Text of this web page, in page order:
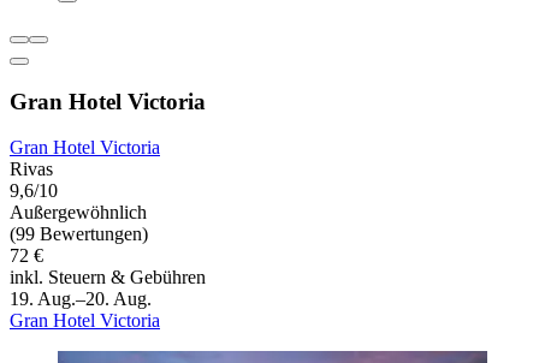
Gran Hotel Victoria
Gran Hotel Victoria
Rivas
9,6/10
Außergewöhnlich
(99 Bewertungen)
72 €
inkl. Steuern & Gebühren
19. Aug.–20. Aug.
Gran Hotel Victoria